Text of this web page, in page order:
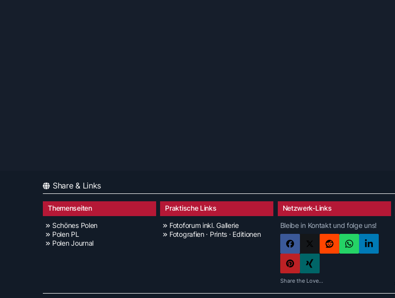
Share & Links
Themenseiten
Schönes Polen
Polen PL
Polen Journal
Praktische Links
Fotoforum inkl. Gallerie
Fotografien · Prints · Editionen
Netzwerk-Links
Bleibe in Kontakt und folge uns!
Share the Love...